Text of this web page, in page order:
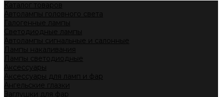
Каталог товаров
Автолампы головного света
Галогенные лампы
Светодиодные лампы
Автолампы сигнальные и салонные
Лампы накаливания
Лампы светодиодные
Аксессуары
Аксессуары для ламп и фар
Ангельские глазки
Заглушки для фар